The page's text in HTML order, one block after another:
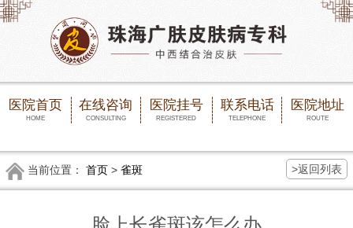
医院首页
HOME
在线咨询
CONSULTING
医院挂号
REGISTERED
联系电话
TELEPHONE
医院地址
ROUTE
当前位置： 首页> 雀斑 >返回列表